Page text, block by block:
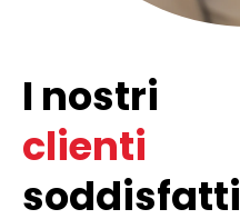
I nostri
clienti
soddisfatti